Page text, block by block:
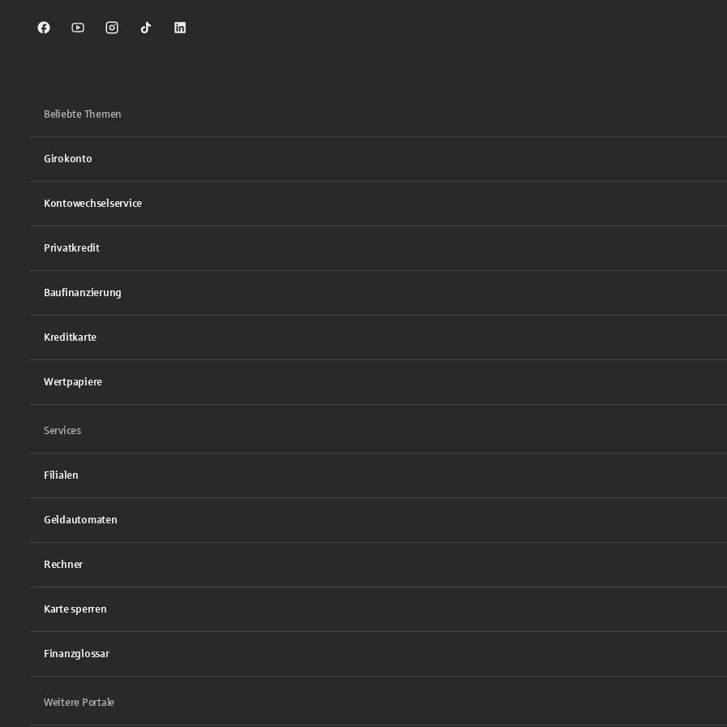
Sparkasse auf Facebook
Sparkasse auf Youtube
Sparkasse auf Instagram
Sparkasse auf TikTok
Sparkasse auf LinkedIn
Beliebte Themen
Girokonto
Kontowechselservice
Privatkredit
Baufinanzierung
Kreditkarte
Wertpapiere
Services
Filialen
Geldautomaten
Rechner
Karte sperren
Finanzglossar
Weitere Portale